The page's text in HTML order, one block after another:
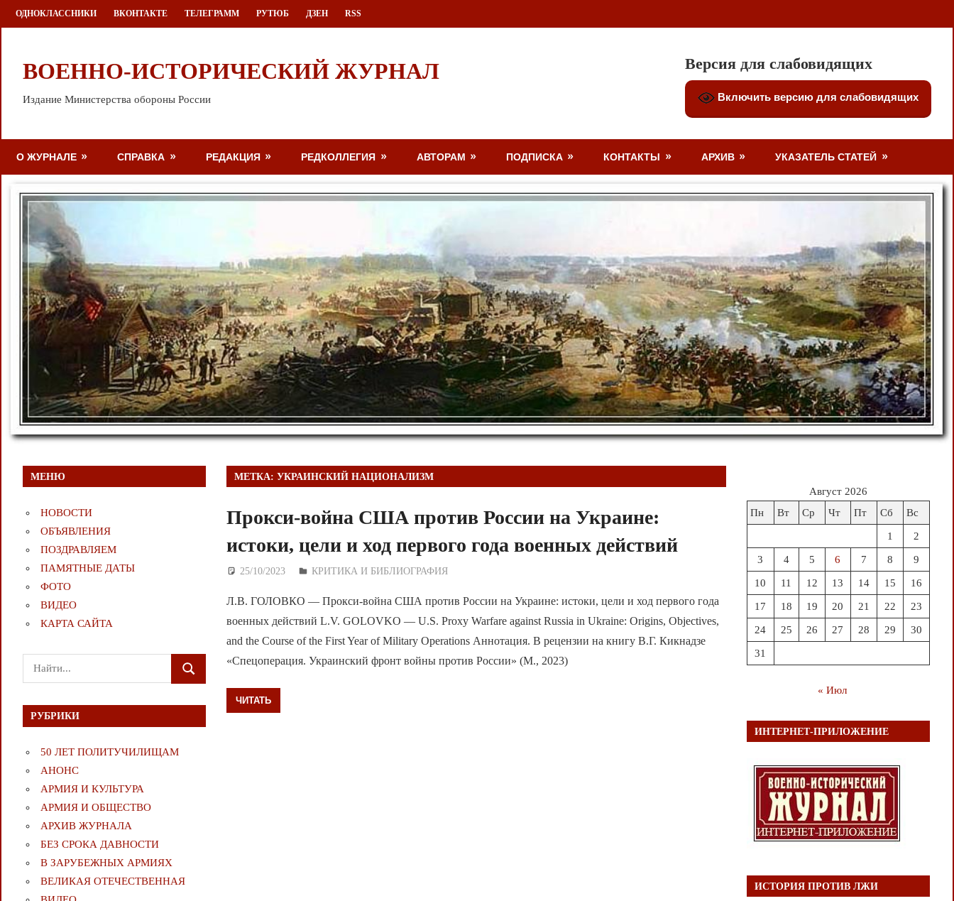
Перейти
к
ОДНОКЛАССНИКИ ВКОНТАКТЕ ТЕЛЕГРАММ РУТЮБ ДЗЕН RSS
ВОЕННО-ИСТОРИЧЕСКИЙ ЖУРНАЛ
Издание Министерства обороны России
Версия для слабовидящих
Включить версию для слабовидящих
О ЖУРНАЛЕ СПРАВКА РЕДАКЦИЯ РЕДКОЛЛЕГИЯ АВТОРАМ ПОДПИСКА КОНТАКТЫ АРХИВ УКАЗАТЕЛЬ СТАТЕЙ
МЕТКА:УКРАИНСКИЙ НАЦИОНАЛИЗМ
Прокси-война США против России на Украине:
истоки, цели и ход первого года военных действий
25/10/2023 Дежурный по Редакции
КРИТИКА И БИБЛИОГРАФИЯ
Л.В. ГОЛОВКО — Прокси-война США против России на Украине: истоки, цели и ход первого года
военных действий L.V. GOLOVKO — U.S. Proxy Warfare against Russia in Ukraine: Origins, Objectives,
and the Course of the First Year of Military Operations Аннотация. В рецензии на книгу В.Г. Кикнадзе
«Спецоперация. Украинский фронт войны против России» (М., 2023)
ЧИТАТЬ
МЕНЮ
НОВОСТИ
ОБЪЯВЛЕНИЯ
ПОЗДРАВЛЯЕМ
ПАМЯТНЫЕ ДАТЫ
ФОТО
ВИДЕО
КАРТА САЙТА
Поиск
для:
ПОИСК
РУБРИКИ
50 ЛЕТ ПОЛИТУЧИЛИЩАМ
АНОНС
АРМИЯ И КУЛЬТУРА
АРМИЯ И ОБЩЕСТВО
АРХИВ ЖУРНАЛА
БЕЗ СРОКА ДАВНОСТИ
В ЗАРУБЕЖНЫХ АРМИЯХ
ВЕЛИКАЯ ОТЕЧЕСТВЕННАЯ
Август 2026
Пн
Вт Ср Чт Пт Сб Вс
1 2
3 4 5 6 7 8 9
10 11 12 13 14 15 16
17 18 19 20 21 22 23
24 25 26 27 28 29 30
31
« Июл
ИНТЕРНЕТ-ПРИЛОЖЕНИЕ
ИСТОРИЯ ПРОТИВ ЛЖИ